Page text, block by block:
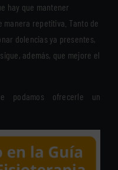
hay que mantener
manera repetitiva. Tanto de
dolencias ya presentes,
además, que mejore el
podamos ofrecerle un